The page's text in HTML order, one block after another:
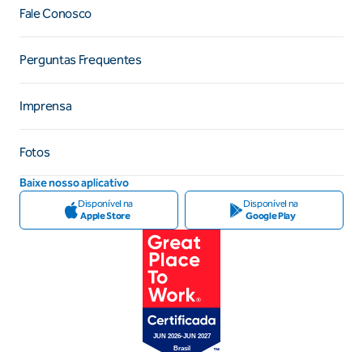
Fale Conosco
Perguntas Frequentes
Imprensa
Fotos
Baixe nosso aplicativo
Disponível na
Apple Store
Disponível na
Google Play